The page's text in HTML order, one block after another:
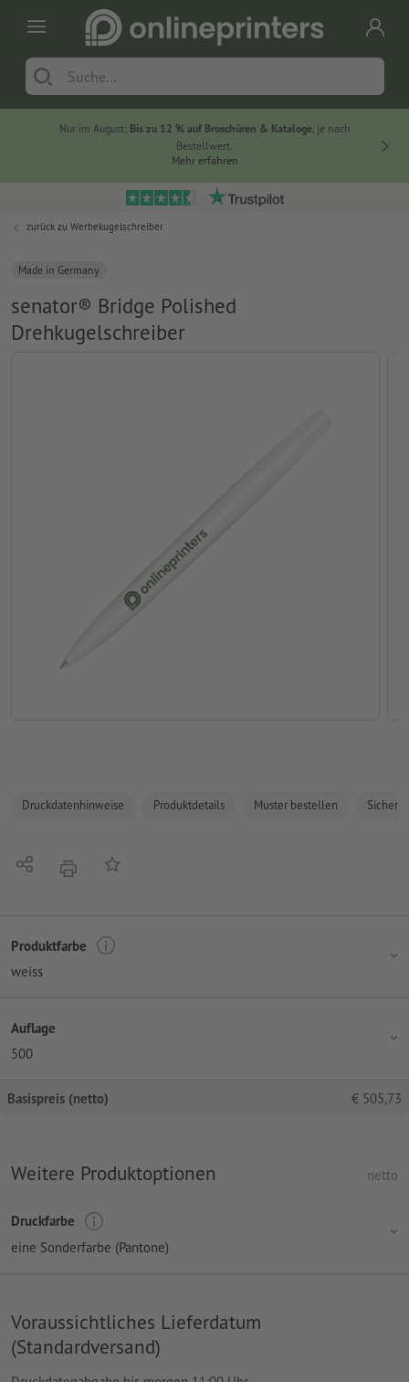
Nur im August: Bis zu 12 % auf Broschüren & Kataloge, je nach
Bestellwert.
Mehr erfahren
zurück zu Werbekugelschreiber
Made in Germany
senator® Bridge Polished
Drehkugelschreiber
Druckdatenhinweise Produktdetails Muster bestellen
Teilen DruckenAuf die Merkliste
Produktfarbe
weiss
Auflage
500
Basispreis (netto) € 505,73
Weitere Produktoptionen netto
Druckfarbe
eine Sonderfarbe (Pantone)
Voraussichtliches Lieferdatum
(Standardversand)